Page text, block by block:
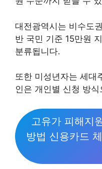
대전광역시는 비수도
반 국민 기준 15만원
분류됩니다.
또한 미성년자는 세대
인은 개인별 신청 방
고유가 피해지
방법 신용카드